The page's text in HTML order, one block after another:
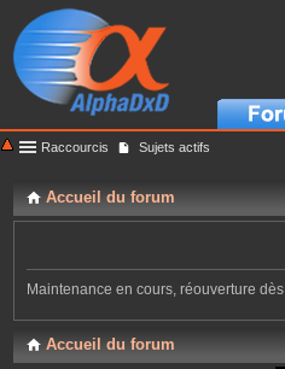
Raccourcis Sujets actifs
Accueil du forum
Maintenance en cours, réouverture
Accueil du forum